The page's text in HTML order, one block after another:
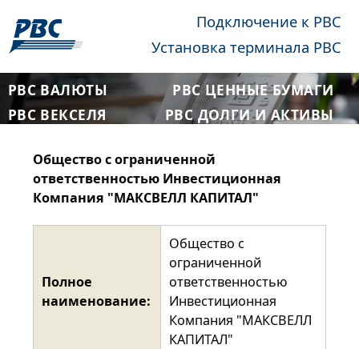
Подключение к РВС
Установка терминала РВС
РВС ВАЛЮТЫ
РВС ЦЕННЫЕ БУМАГИ
РВС ВЕКСЕЛЯ
РВС ДОЛГИ И АКТИВЫ
Общество с ограниченной
ответственностью Инвестиционная
Компания "МАКСВЕЛЛ КАПИТАЛ"
Полное
наименование:
Общество с
ограниченной
ответственностью
Инвестиционная
Компания "МАКСВЕЛЛ
КАПИТАЛ"